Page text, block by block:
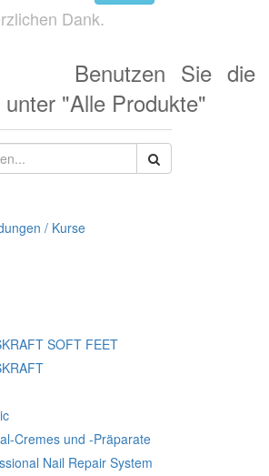
Dank.
Benutzen Sie die
"Alle Produkte"
/ Kurse
SOFT FEET
Cremes und -Präparate
Nail Repair System